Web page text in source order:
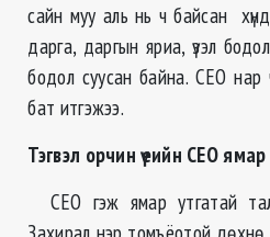
сайн муу аль нь ч байсан
дарга, даргын яриа, үзэл бодол
бодол суусан байна. CEO
бат итгэжээ.
Тэгвэл орчин үеийн CEO
CEO гэж ямар утгатай